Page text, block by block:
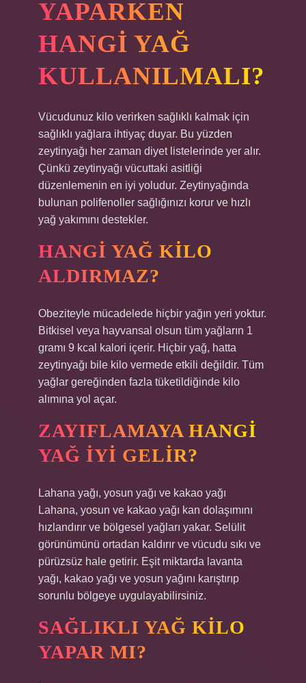
YAPARKEN
HANGI YAĞ
KULLANILMALI?
Vücudunuz kilo verirken sağlıklı kalmak için
sağlıklı yağlara ihtiyaç duyar. Bu yüzden
zeytinyağı her zaman diyet listelerinde yer alır.
Çünkü zeytinyağı vücuttaki asitliği
düzenlemenin en iyi yoludur. Zeytinyağında
bulunan polifenoller sağlığınızı korur ve hızlı
yağ yakımını destekler.
HANGI YAĞ KILO
ALDIRMAZ?
Obeziteyle mücadelede hiçbir yağın yeri yoktur.
Bitkisel veya hayvansal olsun tüm yağların 1
gramı 9 kcal kalori içerir. Hiçbir yağ, hatta
zeytinyağı bile kilo vermede etkili değildir. Tüm
yağlar gereğinden fazla tüketildiğinde kilo
alımına yol açar.
ZAYIFLAMAYA HANGI
YAĞ IYI GELIR?
Lahana yağı, yosun yağı ve kakao yağı
Lahana, yosun ve kakao yağı kan dolaşımını
hızlandırır ve bölgesel yağları yakar. Selülit
görünümünü ortadan kaldırır ve vücudu sıkı ve
pürüzsüz hale getirir. Eşit miktarda lavanta
yağı, kakao yağı ve yosun yağını karıştırıp
sorunlu bölgeye uygulayabilirsiniz.
SAĞLIKLI YAĞ KILO
YAPAR MI?